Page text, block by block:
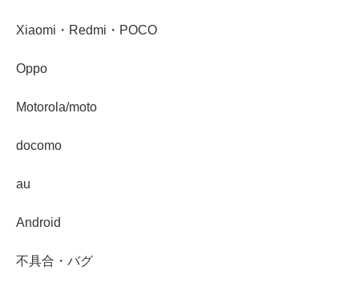
Xiaomi・Redmi・POCO
Oppo
Motorola/moto
docomo
au
Android
不具合・バグ